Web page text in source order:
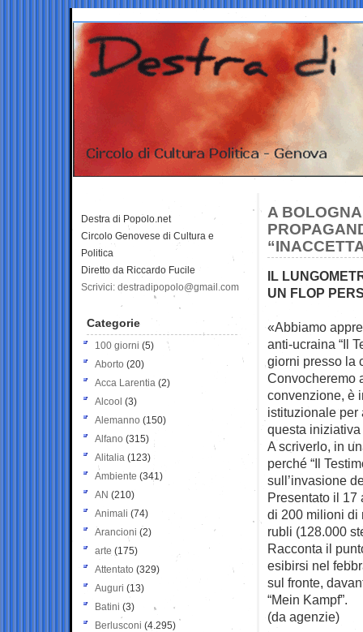
A
IL
UN FLOP
«Abbiamo
anti-ucraina “Il
giorni presso la
Convocheremo
convenzione, è
istituzionale per
questa
A scriverlo, in
perché “Il
sull’invasione
Presentato il 17
di 200 milioni di
rubli (128.000
Racconta il
esibirsi nel
sul fronte,
“Mein Kampf”.
(da agenzie)
Destra di Popolo.net
Circolo Genovese di Cultura e
Politica
Diretto da Riccardo Fucile
Scrivici: destradipopolo@gmail.com
Categorie
100 giorni (5)
Aborto (20)
Acca Larentia (2)
Alcool (3)
Alemanno (150)
Alfano (315)
Alitalia (123)
Ambiente (341)
AN (210)
Animali (74)
Arancioni (2)
arte (175)
Attentato (329)
Auguri (13)
Batini (3)
Berlusconi (4.295)